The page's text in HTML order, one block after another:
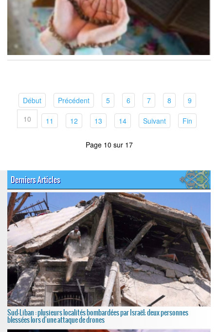
Début(current)Précédent(current)
5(current)
6(current)
7(current)
8(current)
9(current)
10
11 (current)
12 (current)
13 (current)
14(current)Suivant(current)
Fin
Page 10 sur 17
Derniers Articles
Sud-Liban : plusieurs localités bombardées par Israël; deux personnes
blessées lors d'une attaque de drones